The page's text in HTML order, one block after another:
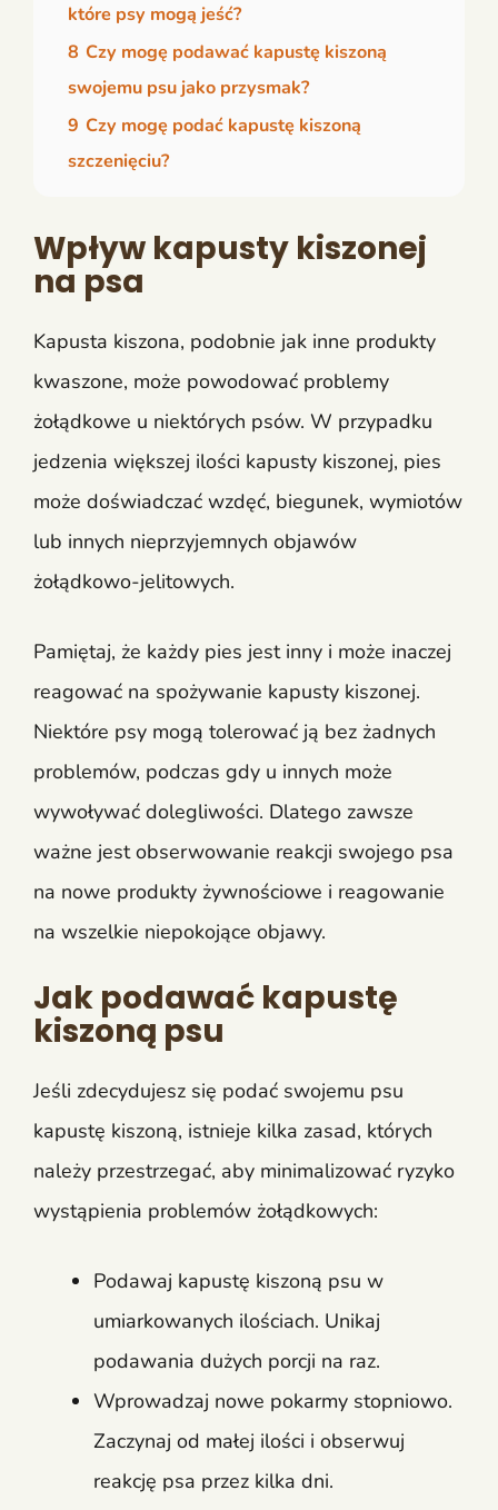
które psy mogą jeść?
8 Czy mogę podawać kapustę kiszoną
swojemu psu jako przysmak?
9 Czy mogę podać kapustę kiszoną
szczenięciu?
Wpływ kapusty kiszonej
na psa
Kapusta kiszona, podobnie jak inne produkty
kwaszone, może powodować problemy
żołądkowe u niektórych psów. W przypadku
jedzenia większej ilości kapusty kiszonej, pies
może doświadczać wzdęć, biegunek, wymiotów
lub innych nieprzyjemnych objawów
żołądkowo-jelitowych.
Pamiętaj, że każdy pies jest inny i może inaczej
reagować na spożywanie kapusty kiszonej.
Niektóre psy mogą tolerować ją bez żadnych
problemów, podczas gdy u innych może
wywoływać dolegliwości. Dlatego zawsze
ważne jest obserwowanie reakcji swojego psa
na nowe produkty żywnościowe i reagowanie
na wszelkie niepokojące objawy.
Jak podawać kapustę
kiszoną psu
Jeśli zdecydujesz się podać swojemu psu
kapustę kiszoną, istnieje kilka zasad, których
należy przestrzegać, aby minimalizować ryzyko
wystąpienia problemów żołądkowych:
Podawaj kapustę kiszoną psu w
umiarkowanych ilościach. Unikaj
podawania dużych porcji na raz.
Wprowadzaj nowe pokarmy stopniowo.
Zaczynaj od małej ilości i obserwuj
reakcję psa przez kilka dni.